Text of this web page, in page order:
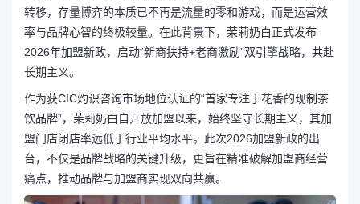
转移，存量博弈的本质已不再是流量的零和游戏，而是运营效
率与品牌心智的终极较量。在此背景下，茉莉奶白正式发布
2026年加盟新政，启动“新商扶持+老商激励”双引擎战略，共赴
长期主义。
作为获CIC灼识咨询市场地位认证的“首家专注于花香的现制茶
饮品牌”，茉莉奶白自开放加盟以来，始终坚守长期主义，其加
盟门店闭店率远低于行业平均水平。此次2026加盟新政的出
台，不仅是品牌战略的关键升级，更旨在精准破解加盟商经营
痛点，推动品牌与加盟商实现双向共赢。